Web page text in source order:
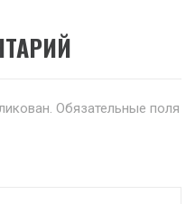
Обязательные поля